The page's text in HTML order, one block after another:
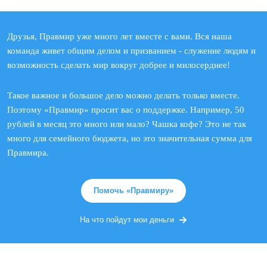
Друзья, Правмир уже много лет вместе с вами. Вся наша
команда живет общим делом и призванием - служение людям и
возможность сделать мир вокруг добрее и милосерднее!
Такое важное и большое дело можно делать только вместе.
Поэтому «Правмир» просит вас о поддержке. Например, 50
рублей в месяц это много или мало? Чашка кофе? Это не так
много для семейного бюджета, но это значительная сумма для
Правмира.
Помочь «Правмиру»
На что пойдут мои деньги